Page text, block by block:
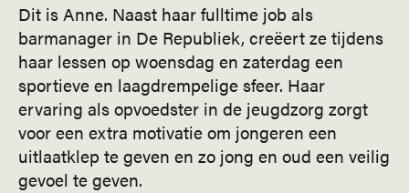
Dit is Anne. Naast haar fulltime job als
barmanager in De Republiek, creëert ze tijdens
haar lessen op woensdag en zaterdag een
sportieve en laagdrempelige sfeer. Haar
ervaring als opvoedster in de jeugdzorg zorgt
voor een extra motivatie om jongeren een
uitlaatklep te geven en zo jong en oud een veilig
gevoel te geven.